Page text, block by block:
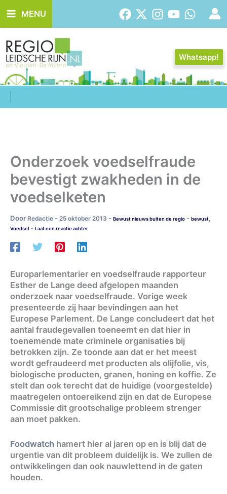
naar
de
inhoud
MENU
Whatsapp!
Onderzoek voedselfraude
bevestigt zwakheden in de
voedselketen
Door Redactie - 25 oktober 2013 - Bewust nieuws buiten de regio - bewust,
Voedsel - Laat een reactie achter
Europarlementarier en voedselfraude rapporteur
Esther de Lange deed afgelopen maanden
onderzoek naar voedselfraude. Vorige week
presenteerde zij haar bevindingen aan het
Europese Parlement. De Lange concludeert dat het
aantal fraudegevallen toeneemt en dat hier in
toenemende mate criminele organisaties bij
betrokken zijn. Ze toonde aan dat er het meest
wordt gefraudeerd met producten als olijfolie, vis,
biologische producten, granen, honing en koffie. Ze
stelt dan ook terecht dat de huidige (voorgestelde)
maatregelen ontoereikend zijn en dat de Europese
Commissie dit grootschalige probleem strenger
aan moet pakken.
Foodwatch hamert hier al jaren op en is blij dat de
urgentie van dit probleem duidelijk is. We zullen de
ontwikkelingen dan ook nauwlettend in de gaten
houden.